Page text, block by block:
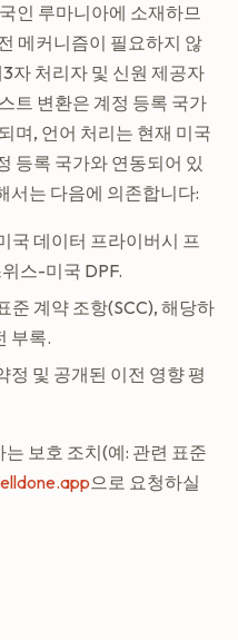
인 루마니아에 소재하므
메커니즘이 필요하지 않
자 처리자 및 신원 제공자
트 변환은 계정 등록 국가
며, 언어 처리는 현재 미국
등록 국가와 연동되어 있
서는 다음에 의존합니다:
국 데이터 프라이버시 프
스-미국 DPF.
준 계약 조항(SCC), 해당하
부록.
정 및 공개된 이전 영향 평
보호 조치(예: 관련 표준
으로 요청하실